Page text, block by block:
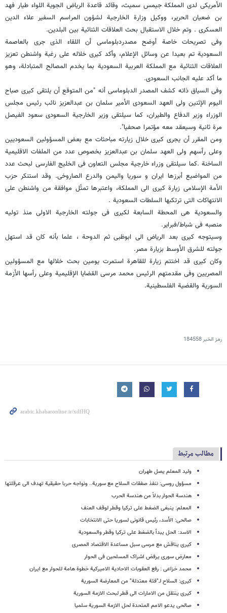
الأمریکی لدى المملکة جیمس سمیث، وقائد قاعدة الریاض الجویة اللواء طیار فهد
بن ضعیان الحریر، ووکیل وزارة الخارجیة لشؤون المراسم السفیر علاء الدین
العسکری . وتم خلال الاستقبال بحث العلاقات الثنائیة بین البلدین.
وفی تصریحات خاصة أوضح مصدردبلوماسی أن اللقاء الذی جرى بالعاصمة
السعودیة تم بعیدا عن وسائل الإعلام، وأکد کیری خلاله على رغبة واشنطن تعزیز
العلاقات الثنائیة مع المملکة العربیة السعودیة بما یخدم المصالح المتبادلة، وهو
ما أکد علیه الجانب السعودی.
وفی السیاق ذاته کشف المصدر الدبلوماسی أنه "من المتوقع أن یلتقی کیری صباح
الیوم الإثنین ولی العهد السعودی الأمیر سلمان بن عبدالعزیز نائب رئیس مجلس
الوزراء وزیر الدفاع والطیران، کما سیلتقی وزیر الخارجیة السعودی سعود الفیصل
مرة ثانیة وسیعقد معه مؤتمرا صحفیا".
ومن المقرر أن یجری کیری خلال زیارته مباحثات مع بعض المسؤولین السعودیین
وعلى رأسهم ولی العهد سلمان بن عبدالعزیز بخصوص عدد من الملفات الاقلیمیة
الساخنة .کما سیلتقی وزراء خارجیة مجلس التعاون فی الخلیج الفارسی لبحث عدد
من المواضیع أبرزها ایران و سوریا والیمن والدرع الصاروخی. وقد استنکر حزب
الأمة الإسلامی زیارة کیری الى المملکة، واعتبرها تمثّل موافقة من واشنطن على
الانتهاکات التی ترتکبها السلطات السعودیة .
والسعودیة هی المحطة السابعة لکیری فی جولته الخارجیة الاولى منذ تولیه
منصبه فی شباط/فبرایر.
وسیتوجه کیری بعد الریاض الى ابوظبی ثم الدوحة ، علما بأنه کان قد استهل
جولته للشرق الأوسط بزیارة مصر.
وکان کیری قد اختتم زیارة للقاهرة استمرت یومین بحث خلالها مع المسؤولین
المصریین وفی مقدمتهم الرئیس محمد مرسی القضایا الإقلیمیة وعلى رأسها الأزمة
السوریة والقضیة الفلسطینیة.
رمز الخبر184558
مطالب مرتبط
ولید المعلم یصل طهران
مسؤول روسی: ننفذ صفقات السلاح مع سوریة.. ونواجه حربا حقیقیة تهدف الى عرقلتها
هندسة الحوار بدلاً من هندسة الحرب
المعلم: ینبغی الضغط على ترکیا وقطر لوقف العنف
صالحی: الأسد، رئیس قانونی لسوریا حتى الانتخابات
الاسد: الحل یبدأ بالضغط على ترکیا وقطر والسعودیة
کیری یناقش مع مرسی سبل مساعدة الاقتصاد المصری
معارض سوری یرفض اشراک المسلحین فی الحوار
محمد خزاعی : رفع العقوبات الاحادیة الامیرکیة خطوة هامة للحوار مع ایران
کیری: السلاح لـ"فئة معتدلة" من المعارضة السوریة
کیری ینتقل من الامارات الى قطر لبحث الازمة السوریة
صالحی یدعو الامم المتحدة لحل الازمة السوریة سلمیا